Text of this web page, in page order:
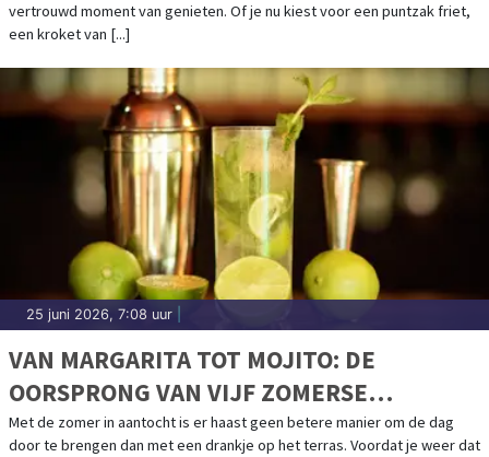
vertrouwd moment van genieten. Of je nu kiest voor een puntzak friet,
een kroket van [...]
25 juni 2026, 7:08 uur
VAN MARGARITA TOT MOJITO: DE
OORSPRONG VAN VIJF ZOMERSE
COCKTAILKLASSIEKERS
Met de zomer in aantocht is er haast geen betere manier om de dag
door te brengen dan met een drankje op het terras. Voordat je weer dat